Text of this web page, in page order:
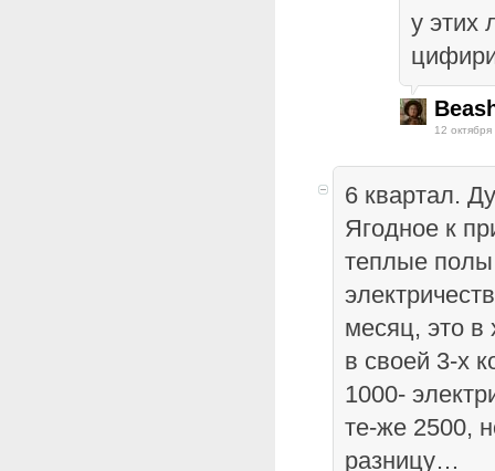
у этих
12
6 квартал.
Ягодное к
теплые
месяц, это в
в своей 3-х
1000-
те-же 2500,
разницу…